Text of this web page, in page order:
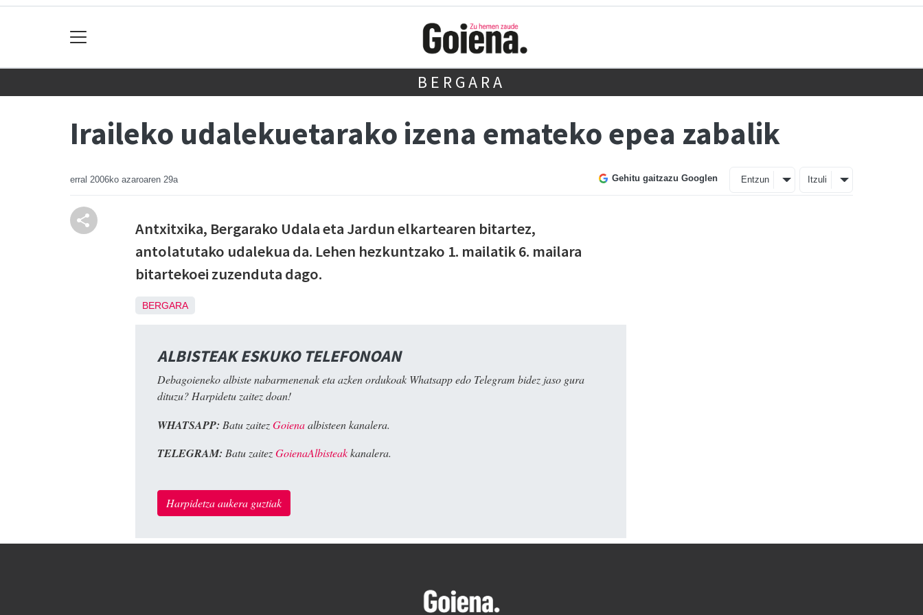
BERGARA
Iraileko udalekuetarako izena emateko epea zabalik
erral 2006ko azaroaren 29a Gehitu gaitzazu Googlen Entzun Itzuli
Antxitxika, Bergarako Udala eta Jardun elkartearen bitartez,
antolatutako udalekua da. Lehen hezkuntzako 1. mailatik 6. mailara
bitartekoei zuzenduta dago.
BERGARA
ALBISTEAK ESKUKO TELEFONOAN
Debagoieneko albiste nabarmenenak eta azken ordukoak Whatsapp edo Telegram bidez jaso gura
dituzu? Harpidetu zaitez doan!
WHATSAPP: Batu zaitezGoienaalbisteen kanalera.
TELEGRAM: Batu zaitezGoienaAlbisteakkanalera.
Harpidetza aukera guztiak